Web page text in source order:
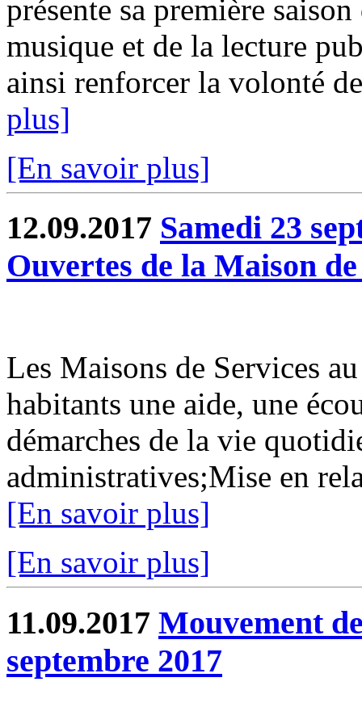
présente sa première
musique et de la lecture
ainsi renforcer la volonté
plus]
[En savoir plus]
12.09.2017 Samedi 23
Ouvertes de la Maison
Les Maisons de Services
habitants une aide, une
démarches de la vie
administratives;Mise en
[En savoir plus]
[En savoir plus]
11.09.2017 Mouvement
septembre 2017